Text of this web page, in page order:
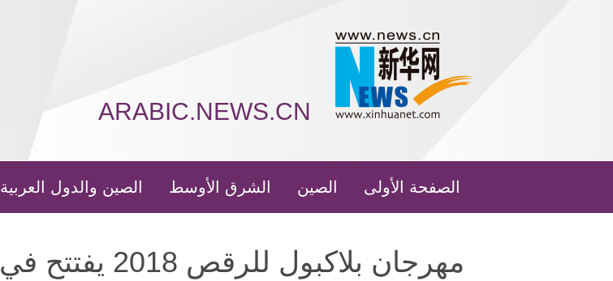
ARABIC.NEWS.CN
الصفحة الأولى الصين الشرق الأوسط الصين والدول العربية
مهرجان بلاكبول للرقص 2018 يفتتح في شانغهاي بالصين